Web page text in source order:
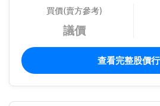
買價(賣方參考)
議價
查看完整股價